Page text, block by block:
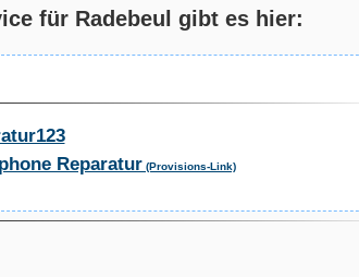
für Radebeul gibt es hier:
Reparatur (Provisions-Link)